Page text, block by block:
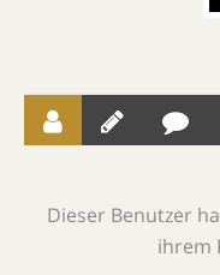
Dieser Benutzer
ihrem